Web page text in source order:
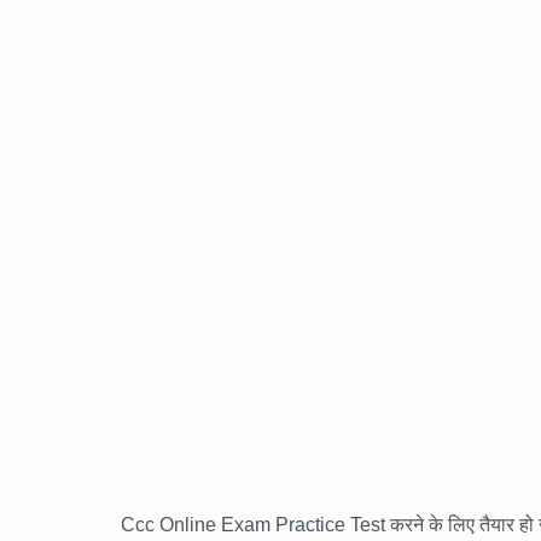
Ccc Online Exam Practice Test करने के लिए तैयार हो